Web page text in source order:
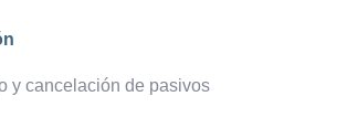
y cancelación de pasivos